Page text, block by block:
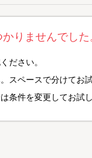
りませんでした
ださい。
スペースで分けてお試
条件を変更してお試し